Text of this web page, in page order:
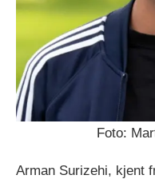
Foto:
Arman Surizehi, kjent